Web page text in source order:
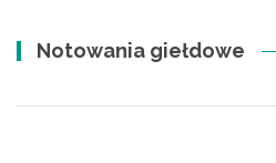
Notowania giełdowe